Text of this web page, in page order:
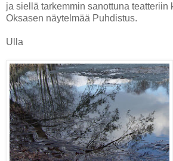
ja siellä tarkemmin sanottuna teatteriin
Oksasen näytelmää Puhdistus.
Ulla